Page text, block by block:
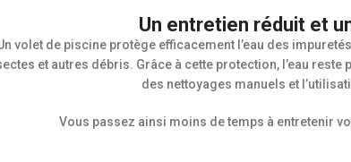
Un entretien réduit et
volet de piscine protège efficacement l’eau des
et autres débris. Grâce à cette protection, l’eau
des nettoyages manuels et
Vous passez ainsi moins de temps à entretenir